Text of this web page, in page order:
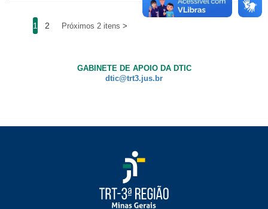
1 2 Próximos 2 itens
GABINETE DE APOIO DA DTIC
dtic@trt3.jus.br